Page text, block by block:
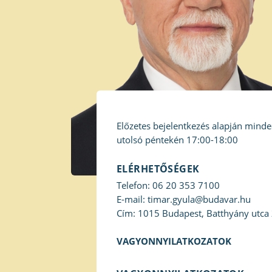
Előzetes bejelentkezés alapján
utolsó péntekén 17:00-18:00
ELÉRHETŐSÉGEK
Telefon: 06 20 353 7100
E-mail: timar.gyula@budavar.hu
Cím: 1015 Budapest, Batthyány utca
VAGYONNYILATKOZATOK